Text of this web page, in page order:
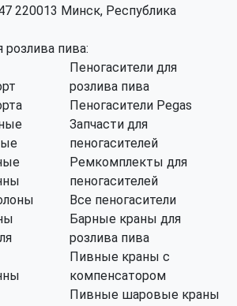
220013 Минск, Республика
пива:
Пеногасители для
розлива пива
Пеногасители Pegas
Запчасти для
пеногасителей
Ремкомплекты для
пеногасителей
Все пеногасители
Барные краны для
розлива пива
Пивные краны с
компенсатором
Пивные шаровые краны